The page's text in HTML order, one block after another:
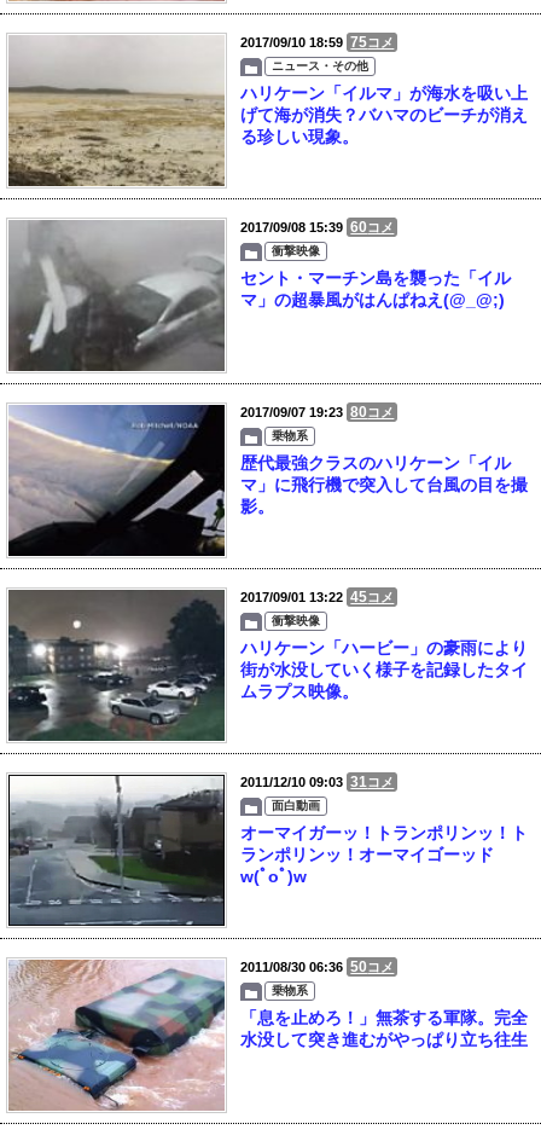
2017/09/10 18:59 75コメ
ニュース・その他
ハリケーン「イルマ」が海水を吸い上
げて海が消失？バハマのビーチが消え
る珍しい現象。
2017/09/08 15:39 60 コメ
衝撃映像
セント・マーチン島を襲った「イル
マ」の超暴風がはんぱねえ(@_@;)
2017/09/07 19:23 80 コメ
乗物系
歴代最強クラスのハリケーン「イル
マ」に飛行機で突入して台風の目を撮
影。
2017/09/01 13:22 45コメ
衝撃映像
ハリケーン「ハービー」の豪雨により
街が水没していく様子を記録したタイ
ムラプス映像。
2011/12/10 09:03 31コメ
面白動画
オーマイガーッ！トランポリンッ！ト
ランポリンッ！オーマイゴーッド
w(ﾟoﾟ)w
2011/08/30 06:36 50 コメ
乗物系
「息を止めろ！」無茶する軍隊。完全
水没して突き進むがやっぱり立ち往生